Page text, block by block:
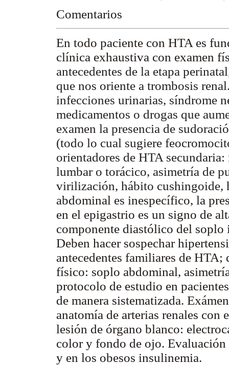
Comentarios
En todo paciente con HTA es
clínica exhaustiva con examen
antecedentes de la etapa
que nos oriente a trombosis
infecciones urinarias, síndrome
medicamentos o drogas que
examen la presencia de
(todo lo cual sugiere
orientadores de HTA
lumbar o torácico, asimetría de
virilización, hábito cushingoide,
abdominal es inespecífico, la
en el epigastrio es un signo de
componente diastólico del soplo
Deben hacer sospechar
antecedentes familiares de
físico: soplo abdominal,
protocolo de estudio en
de manera sistematizada.
anatomía de arterias renales
lesión de órgano blanco:
color y fondo de ojo.
y en los obesos insulinemia.